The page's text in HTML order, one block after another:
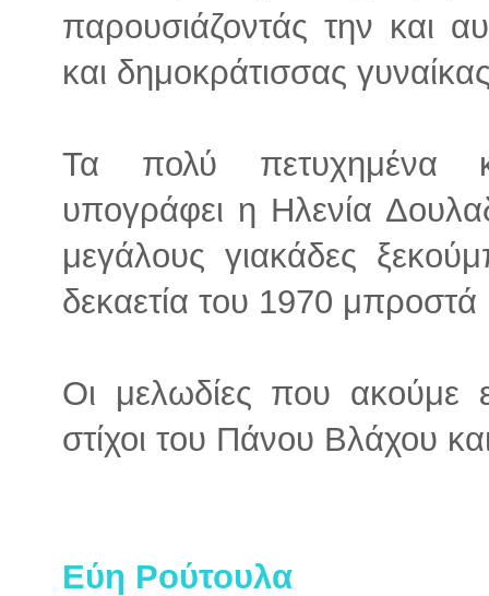
παρουσιάζοντάς την και
και δημοκράτισσας
Τα πολύ πετυχημένα
υπογράφει η Ηλενία
μεγάλους γιακάδες
δεκαετία του 1970
Οι μελωδίες που ακούμε
στίχοι του Πάνου Βλάχου
Εύη Ρούτουλα